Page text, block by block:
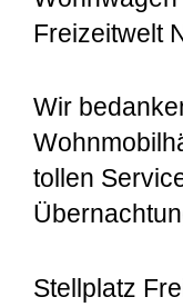
Freizeitwelt
Wir
tollen
Stellplatz